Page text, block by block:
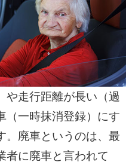
や走行距離が長い（過
（一時抹消登録）にす
。廃車というのは、最
者に廃車と言われて